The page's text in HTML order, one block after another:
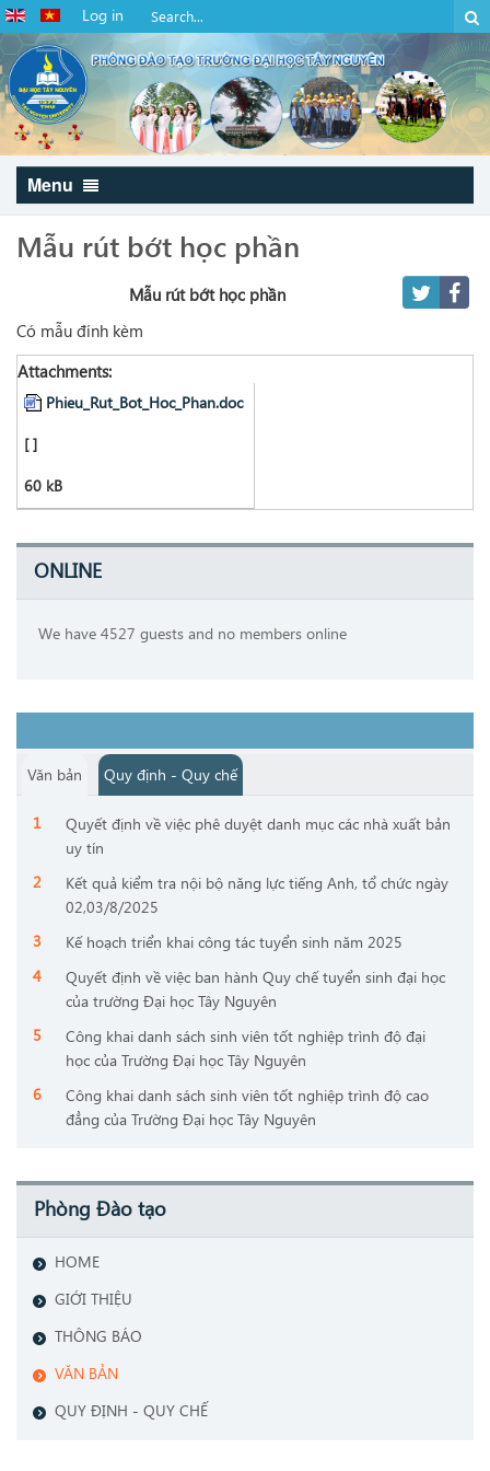
Log in
Menu
Mẫu rút bớt học phần
Mẫu rút bớt học phần
Có mẫu đính kèm
Attachments:
Phieu_Rut_Bot_Hoc_Phan.doc
[ ]
60 kB
ONLINE
We have 4527 guests and no members online
Văn bản Quy định - Quy chế
Quyết định về việc phê duyệt danh mục các nhà xuất bản
uy tín
Kết quả kiểm tra nội bộ năng lực tiếng Anh, tổ chức ngày
02,03/8/2025
Kế hoạch triển khai công tác tuyển sinh năm 2025
Quyết định về việc ban hành Quy chế tuyển sinh đại học
của trường Đại học Tây Nguyên
Công khai danh sách sinh viên tốt nghiệp trình độ đại
học của Trường Đại học Tây Nguyên
Công khai danh sách sinh viên tốt nghiệp trình độ cao
đẳng của Trường Đại học Tây Nguyên
Phòng Đào tạo
HOME
GIỚI THIỆU
THÔNG BÁO
VĂN BẢN
QUY ĐỊNH - QUY CHẾ